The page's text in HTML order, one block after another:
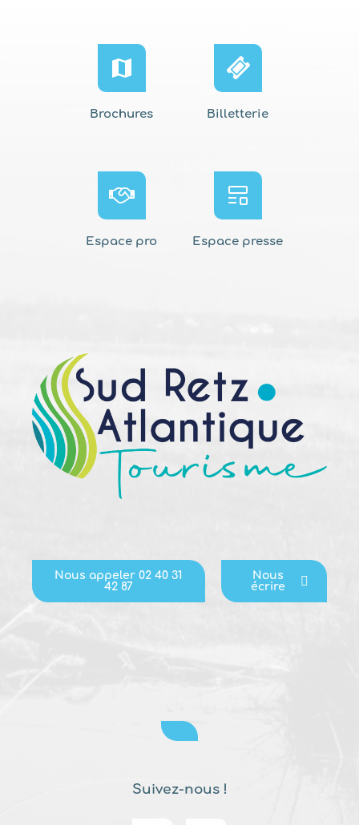
Brochures Billetterie
Espace pro Espace presse
Nous appeler 02 40 31
42 87
Nous
écrire
Suivez-nous !